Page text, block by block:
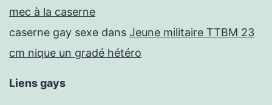
mec à la caserne
caserne gay sexe dans Jeune militaire TTBM 23
cm nique un gradé hétéro
Liens gays